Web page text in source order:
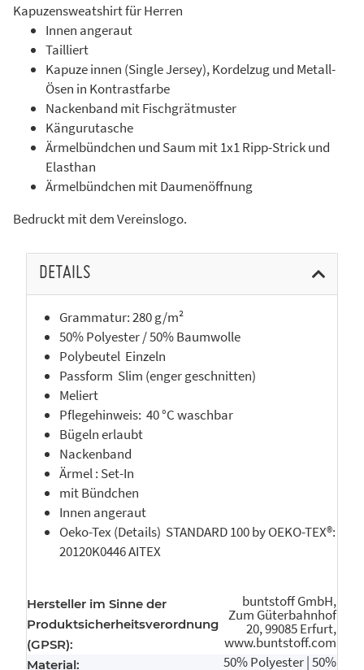
Kapuzensweatshirt für Herren
Innen angeraut
Tailliert
Kapuze innen (Single Jersey), Kordelzug und Metall-
Ösen in Kontrastfarbe
Nackenband mit Fischgrätmuster
Kängurutasche
Ärmelbündchen und Saum mit 1x1 Ripp-Strick und
Elasthan
Ärmelbündchen mit Daumenöffnung
Bedruckt mit dem Vereinslogo.
DETAILS
Grammatur: 280 g/m²
50% Polyester / 50% Baumwolle
Polybeutel Einzeln
Passform Slim (enger geschnitten)
Meliert
Pflegehinweis: 40 °C waschbar
Bügeln erlaubt
Nackenband
Ärmel : Set-In
mit Bündchen
Innen angeraut
Oeko-Tex (Details) STANDARD 100 by OEKO-TEX®:
20120K0446 AITEX
Hersteller im Sinne der
Produktsicherheitsverordnung
(GPSR):
buntstoff GmbH,
Zum Güterbahnhof
20, 99085 Erfurt,
www.buntstoff.com
Material: 50% Polyester | 50%